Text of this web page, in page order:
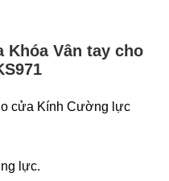
Khóa Vân tay cho
cửa Kính Cường lực
lực.